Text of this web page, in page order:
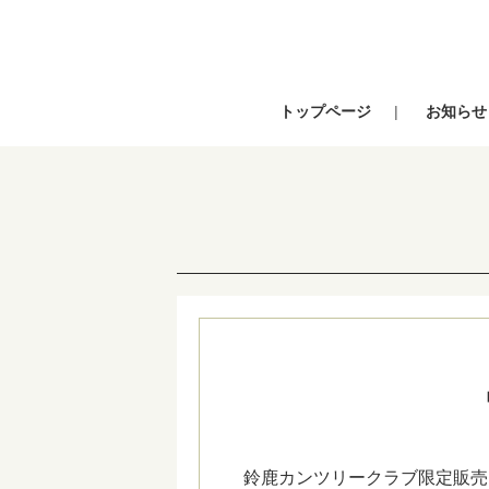
トップページ お知らせ
鈴鹿カンツリークラブ限定販